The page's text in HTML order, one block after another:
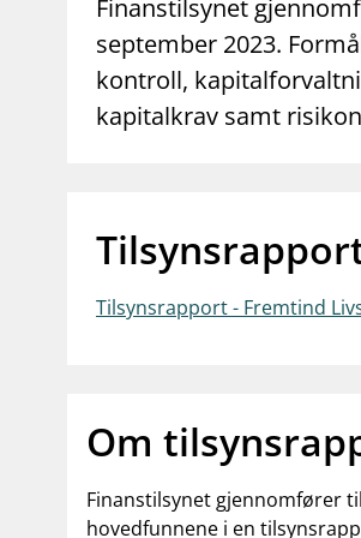
Forbrukerinformasjon
Finanstilsynet
september 2023.
kontroll,
kapitalkrav samt
Tilsynsrapport - Fremtind
Om
Finanstilsynet gjennomfører
hovedfunnene i en